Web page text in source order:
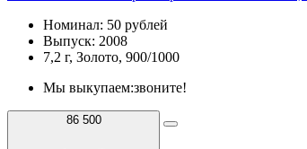
Номинал: 50 рублей
Выпуск: 2008
7,2 г, Золото, 900/1000
Мы выкупаем:звоните!
86 500